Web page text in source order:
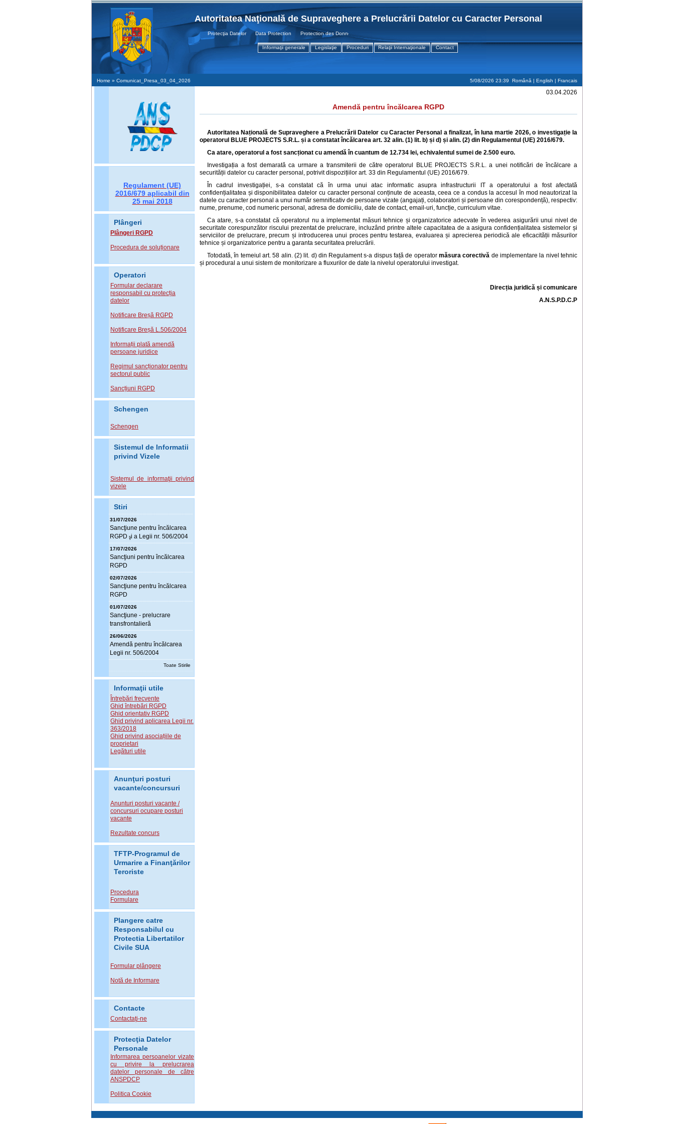
Autoritatea Naţională de Supraveghere a Prelucrării Datelor cu Caracter Personal
Protecţia Datelor Data Protection Protection des Donnees
Informaţii generale Legislaţie Proceduri Relaţii Internaţionale Contact
Home » Comunicat_Presa_03_04_2026 5/08/2026 23:39 Română | English | Francais
Regulament (UE)
2016/679 aplicabil din
25 mai 2018
Plângeri
Plângeri RGPD
Procedura de soluționare
Operatori
Formular declarare
responsabil cu protecția
datelor
Notificare Breșă RGPD
Notificare Breșă L.506/2004
Informații plată amendă
persoane juridice
Regimul sancționator pentru
sectorul public
Sancțiuni RGPD
Schengen
Schengen
Sistemul de Informatii
privind Vizele
Sistemul de informaţii privind
vizele
Stiri
31/07/2026
Sancţiune pentru încălcarea
RGPD şi a Legii nr. 506/2004
17/07/2026
Sancţiuni pentru încălcarea
RGPD
02/07/2026
Sancţiune pentru încălcarea
RGPD
01/07/2026
Sancţiune - prelucrare
transfrontalieră
26/06/2026
Amendă pentru încălcarea
Legii nr. 506/2004
Toate Stirile
Informaţii utile
Întrebări frecvente
Ghid întrebări RGPD
Ghid orientativ RGPD
Ghid privind aplicarea Legii nr.
363/2018
Ghid privind asociațiile de
proprietari
Legături utile
Anunţuri posturi
vacante/concursuri
Anunturi posturi vacante /
concursuri ocupare posturi
vacante
Rezultate concurs
TFTP-Programul de
Urmarire a Finanţărilor
Teroriste
Procedura
Formulare
Plangere catre
Responsabilul cu
Protectia Libertatilor
Civile SUA
Formular plângere
Notă de Informare
Contacte
Contactaţi-ne
Protecţia Datelor
Personale
Informarea persoanelor vizate
cu privire la prelucrarea
datelor personale de către
ANSPDCP
Politica Cookie
03.04.2026
Amendă pentru încălcarea RGPD
Autoritatea Națională de Supraveghere a Prelucrării Datelor cu Caracter Personal a finalizat, în luna martie 2026, o investigație la
operatorul BLUE PROJECTS S.R.L. și a constatat încălcarea art. 32 alin. (1) lit. b) și d) și alin. (2) din Regulamentul (UE) 2016/679.
Ca atare, operatorul a fost sancționat cu amendăîn cuantum de 12.734 lei, echivalentul sumei de 2.500 euro.
Investigația a fost demarată ca urmare a transmiterii de către operatorul BLUE PROJECTS S.R.L. a unei notificări de încălcare a
securității datelor cu caracter personal, potrivit dispozițiilor art. 33 din Regulamentul (UE) 2016/679.
În cadrul investigației, s-a constatat că în urma unui atac informatic asupra infrastructurii IT a operatorului a fost afectată
confidențialitatea și disponibilitatea datelor cu caracter personal conținute de aceasta, ceea ce a condus la accesul în mod neautorizat la
datele cu caracter personal a unui număr semnificativ de persoane vizate (angajați, colaboratori și persoane din corespondență), respectiv:
nume, prenume, cod numeric personal, adresa de domiciliu, date de contact, email-uri, funcție, curriculum vitae.
Ca atare, s-a constatat că operatorul nu a implementat măsuri tehnice și organizatorice adecvate în vederea asigurării unui nivel de
securitate corespunzător riscului prezentat de prelucrare, incluzând printre altele capacitatea de a asigura confidențialitatea sistemelor și
serviciilor de prelucrare, precum și introducerea unui proces pentru testarea, evaluarea și aprecierea periodică ale eficacității măsurilor
tehnice și organizatorice pentru a garanta securitatea prelucrării.
Totodată, în temeiul art. 58 alin. (2) lit. d) din Regulament s-a dispus față de operatormăsura corectivă de implementare la nivel tehnic
și procedural a unui sistem de monitorizare a fluxurilor de date la nivelul operatorului investigat.
Direcția juridică și comunicare
A.N.S.P.D.C.P